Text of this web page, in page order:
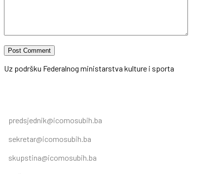
Uz podršku Federalnog ministarstva kulture i sporta
predsjednik@icomosubih.ba
sekretar@icomosubih.ba
skupstina@icomosubih.ba